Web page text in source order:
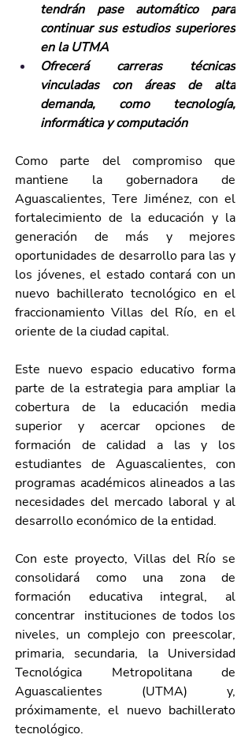
tendrán pase automático para
continuar sus estudios superiores
en la UTMA
Ofrecerá carreras técnicas
vinculadas con áreas de alta
demanda, como tecnología,
informática y computación
Como parte del compromiso que
mantiene la gobernadora de
Aguascalientes, Tere Jiménez, con el
fortalecimiento de la educación y la
generación de más y mejores
oportunidades de desarrollo para las y
los jóvenes, el estado contará con un
nuevo bachillerato tecnológico en el
fraccionamiento Villas del Río, en el
oriente de la ciudad capital.
Este nuevo espacio educativo forma
parte de la estrategia para ampliar la
cobertura de la educación media
superior y acercar opciones de
formación de calidad a las y los
estudiantes de Aguascalientes, con
programas académicos alineados a las
necesidades del mercado laboral y al
desarrollo económico de la entidad.
Con este proyecto, Villas del Río se
consolidará como una zona de
formación educativa integral, al
concentrar  instituciones de todos los
niveles, un complejo con preescolar,
primaria, secundaria, la Universidad
Tecnológica Metropolitana de
Aguascalientes (UTMA) y,
próximamente, el nuevo bachillerato
tecnológico.